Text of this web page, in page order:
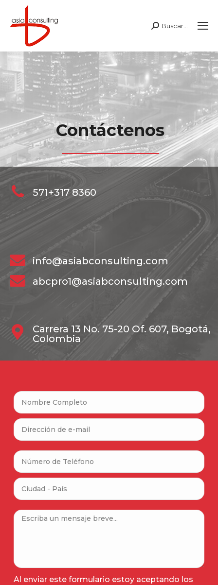
Buscar:
Buscar...
Contáctenos
571+317 8360
info@asiabconsulting.com
abcpro1@asiabconsulting.com
Carrera 13 No. 75-20 Of. 607, Bogotá,
Colombia
Al enviar este formulario estoy aceptando los